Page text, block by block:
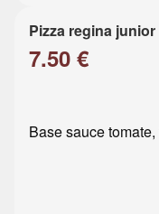
Pizza regina junior
7.50 €
Base sauce